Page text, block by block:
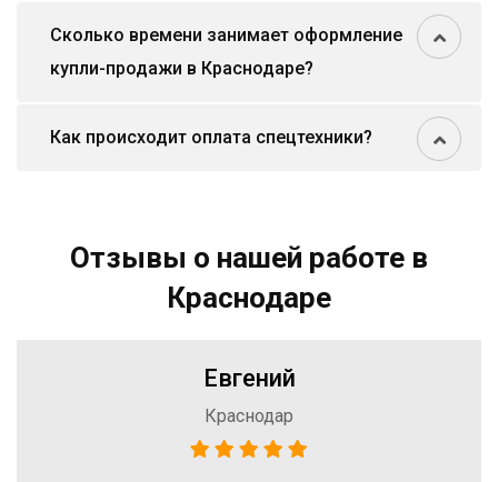
Сколько времени занимает оформление
купли-продажи в Краснодаре?
Как происходит оплата спецтехники?
Отзывы о нашей работе в
Краснодаре
Евгений
Краснодар